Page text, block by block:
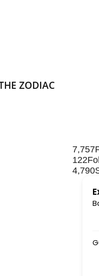
ZODIAC
7,757
122
4,790